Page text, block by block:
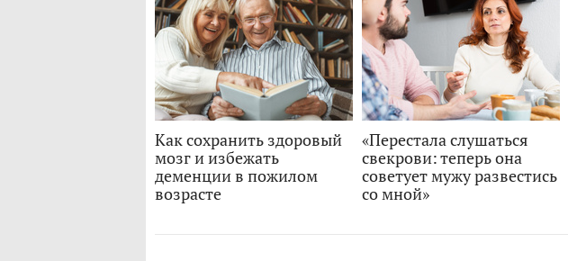
Как сохранить здоровый
мозг и избежать
деменции в пожилом
возрасте
«Перестала слушаться
свекрови: теперь она
советует мужу развестись
со мной»